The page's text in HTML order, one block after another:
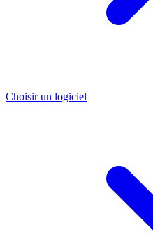
Choisir un logiciel